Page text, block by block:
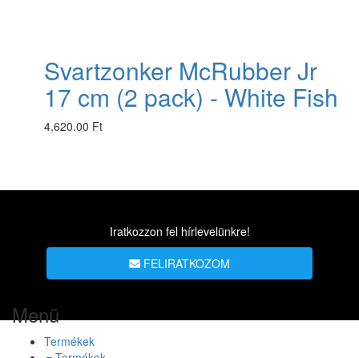
Svartzonker McRubber Jr
17 cm (2 pack) - White Fish
4,620.00 Ft
Iratkozzon fel hírlevelünkre!
FELIRATKOZOM
Menü
Termékek